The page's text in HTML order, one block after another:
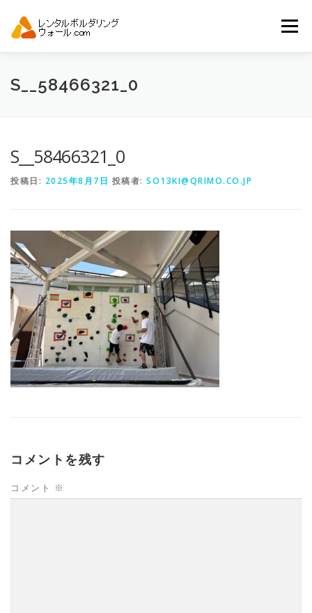
メニュー
トップ 自動見積り
S__58466321_0
S__58466321_0
投稿日: 2025年8月7日 投稿者: SO13KI@QRIMO.CO.JP
コメントを残す
コメント ※